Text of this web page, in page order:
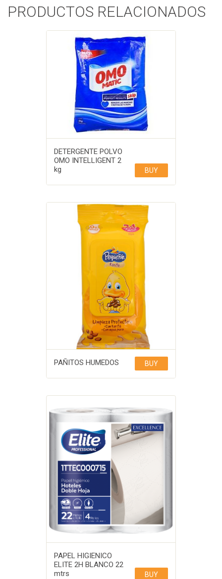
PRODUCTOS RELACIONADOS
DETERGENTE POLVO
OMO INTELLIGENT 2
kg
BUY
PAÑITOS HUMEDOS BUY
PAPEL HIGIENICO
ELITE 2H BLANCO 22
mtrs
BUY